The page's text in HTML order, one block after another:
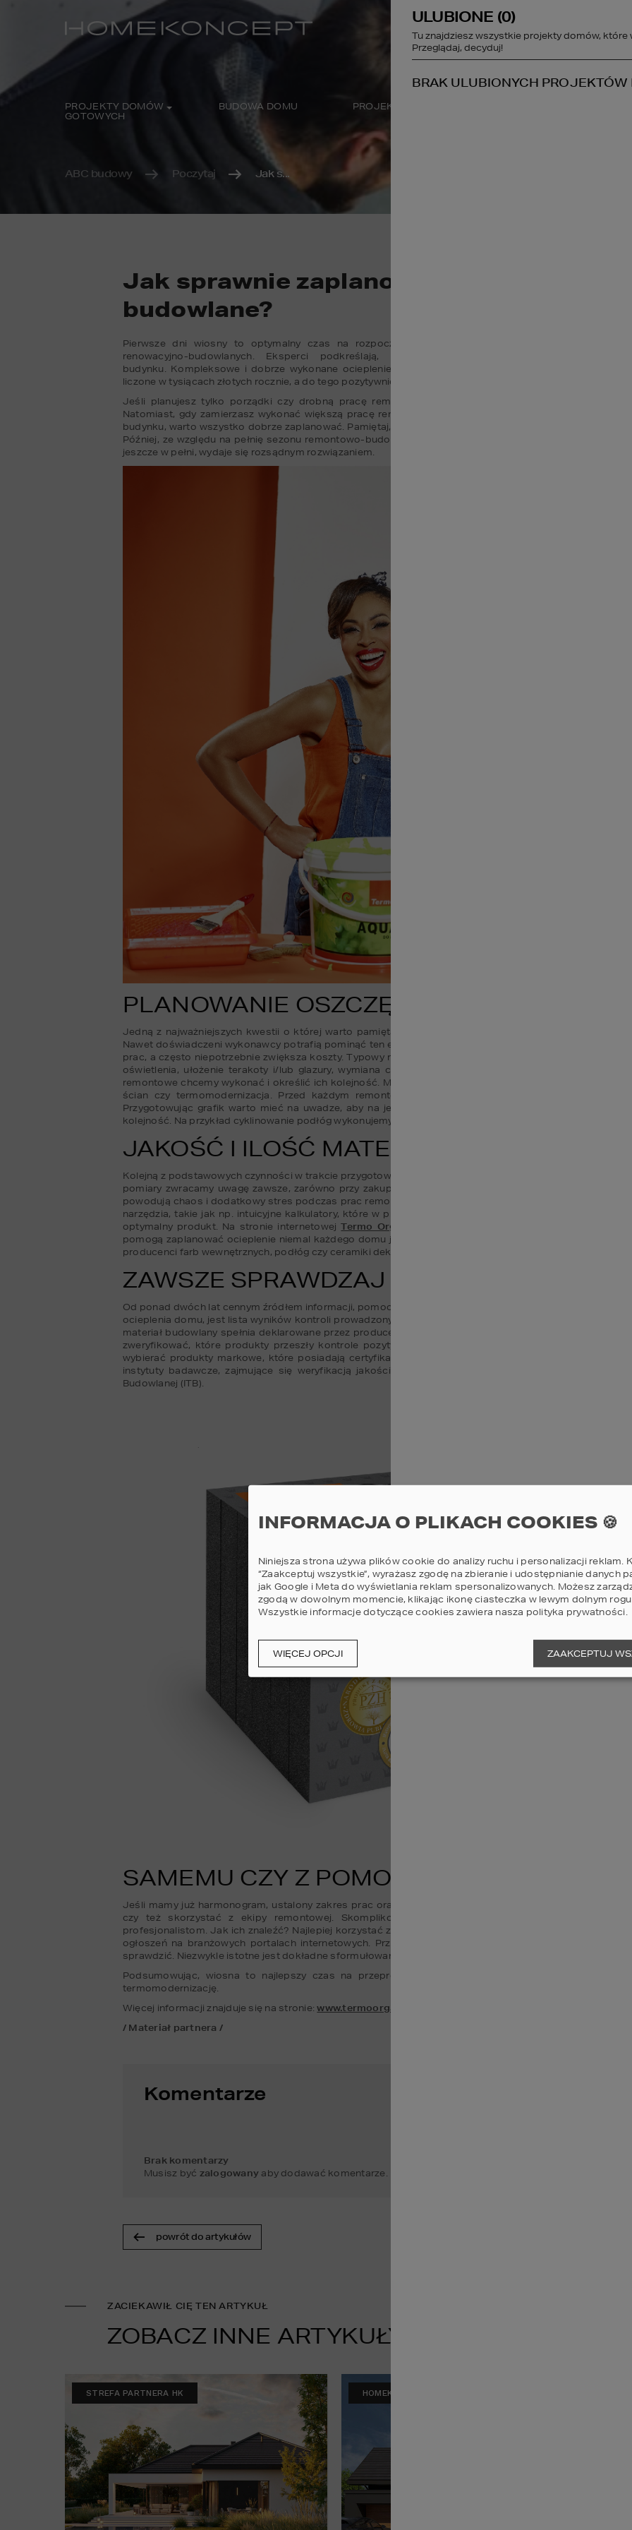
STREFA KLIENTA
PROJEKTY DOMÓW
GOTOWYCH
BUDOWA DOMU PROJEKTY WNĘTRZ
ULUBIONE (0)
Tu znajdziesz wszystkie projekty domów, które
Przeglądaj, decyduj!
BRAK ULUBIONYCH PROJEKTÓW
ABC budowy Poczytaj Jak s...
Jak sprawnie zaplanować prace
budowlane?
Pierwsze dni wiosny to optymalny czas na rozpoczęcie porządków, odświeżenie czterech kątów
renowacyjno-budowlanych. Eksperci podkreślają, że najbardziej efektywną pracą
budynku. Kompleksowe i dobrze wykonane ocieplenie domu zapewnia wszystkim mieszkańcom
liczone w tysiącach złotych rocznie, a do tego pozytywnie wpływa na środowisko naturalne.
Jeśli planujesz tylko porządki czy drobną pracę remontową, jak np. pomalowanie przedpokoju, do
Natomiast, gdy zamierzasz wykonać większą pracę remontowo-budowlaną, jak malowanie wszystkich
budynku, warto wszystko dobrze zaplanować. Pamiętaj, że teraz jest najlepszy okres, aby znaleźć solidną
Później, ze względu na pełnię sezonu remontowo-budowlanego, może okazać się to niemożliwe.
jeszcze w pełni, wydaje się rozsądnym rozwiązaniem.
PLANOWANIE OSZCZĘDZA CZAS I
Jedną z najważniejszych kwestii o której warto pamiętać, przed przystąpieniem do prac remontowo-
Nawet doświadczeni wykonawcy potrafią pominąć ten etap, co powoduje konieczność „improwizacji”, co
prac, a często niepotrzebnie zwiększa koszty. Typowy remont domu czy mieszkania związany jest z
oświetlenia, ułożenie terakoty i/lub glazury, wymiana ceramiki łazienkowej, cyklinowanie podłóg, itd.
remontowe chcemy wykonać i określić ich kolejność. Ma to kluczowe znaczenie przy większych
ścian czy termomodernizacja. Przed każdym remontem opłaca się zrobić, na własny użytek,
Przygotowując grafik warto mieć na uwadze, aby na jego początku były umieszczane prace
kolejność. Na przykład cyklinowanie podłóg wykonujemy przed malowaniem, a wymianę okien przed
JAKOŚĆ I ILOŚĆ MATERIAŁÓW – O CZYM
Kolejną z podstawowych czynności w trakcie przygotowywania do remontu jest dokładne obliczenie
pomiary zwracamy uwagę zawsze, zarówno przy zakupie kafelków, farby czy ilości styropianu do
powodują chaos i dodatkowy stres podczas prac remontowych. Renomowane firmy na swoich stronach
narzędzia, takie jak np. intuicyjne kalkulatory, które w przyjazny sposób pomagają obliczyć ilość i
optymalny produkt. Na stronie internetowej Termo Organiki
pomogą zaplanować ocieplenie niemal każdego domu jednorodzinnego. Podobne programy ułatwiające
producenci farb wewnętrznych, podłóg czy ceramiki dekoracyjnej.
ZAWSZE SPRAWDZAJ JAKOŚĆ PRZED
Od ponad dwóch lat cennym źródłem informacji, pomocnej przy podejmowaniu decyzji o wyborze
ocieplenia domu, jest lista wyników kontroli prowadzonych przez Główny Urząd Nadzoru Budowlanego.
materiał budowlany spełnia deklarowane przez producenta parametry. Wyniki tych kontroli publikowane
zweryfikować, które produkty przeszły kontrole pozytywnie, a które miały zaniżone kluczowe
wybierać produkty markowe, które posiadają certyfikaty i rekomendacje jakości przyznane przez
instytuty badawcze, zajmujące się weryfikacją jakości materiałów budowlanych. W Polsce tego typu
Budowlanej (ITB).
SAMEMU CZY Z POMOCĄ SPECJALISTÓW?
Jeśli mamy już harmonogram, ustalony zakres prac oraz wybrane materiały, pozostaje decyzja, czy
czy też skorzystać z ekipy remontowej. Skomplikowane prace, wymagające fachowej wiedzy
profesjonalistom. Jak ich znaleźć? Najlepiej korzystać z rekomendacji rodziny oraz przyjaciół. Jeśli ta
ogłoszeń na branżowych portalach internetowych. Przed ostatecznym wyborem ekipy zawsze należy
sprawdzić. Niezwykle istotne jest dokładne sformułowanie umowy z wykonawcą.
Podsumowując, wiosna to najlepszy czas na przeprowadzenie prac budowlano-remontowych, w
termomodernizację.
Więcej informacji znajduje się na stronie: www.termoorganika.pl
/ Materiał partnera /
Komentarze
Brak komentarzy
Musisz być zalogowany aby dodawać komentarze.
powrót do artykułów
ZACIEKAWIŁ CIĘ TEN ARTYKUŁ
ZOBACZ INNE ARTYKUŁY
STREFA PARTNERA HK HOMEKONCEPT RADZI
INFORMACJA O PLIKACH COOKIES 🍪
Niniejsza strona używa plików cookie do analizy ruchu i personalizacji reklam.
“Zaakceptuj wszystkie”, wyrażasz zgodę na zbieranie i udostępnianie danych
jak Google i Meta do wyświetlania reklam spersonalizowanych. Możesz
zgodą w dowolnym momencie, klikając ikonę ciasteczka w lewym dolnym
Wszystkie informacje dotyczące cookies zawiera nasza polityka prywatności.
WIĘCEJ OPCJI ZAAKCEPTUJ